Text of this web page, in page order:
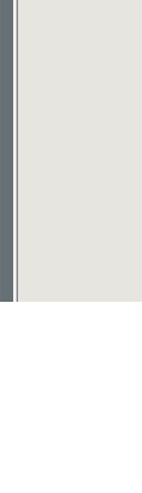
©2003-2010